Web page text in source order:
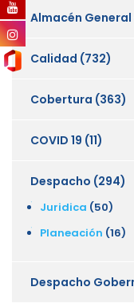
Almacén
Calidad (732)
Cobertura (363)
COVID 19 (11)
Despacho (294)
Juridica (50)
Planeación (16)
Despacho